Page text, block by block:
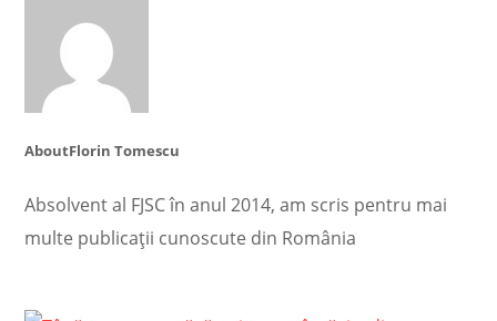
AboutFlorin Tomescu
Absolvent al FJSC în anul 2014, am scris pentru mai
multe publicații cunoscute din România